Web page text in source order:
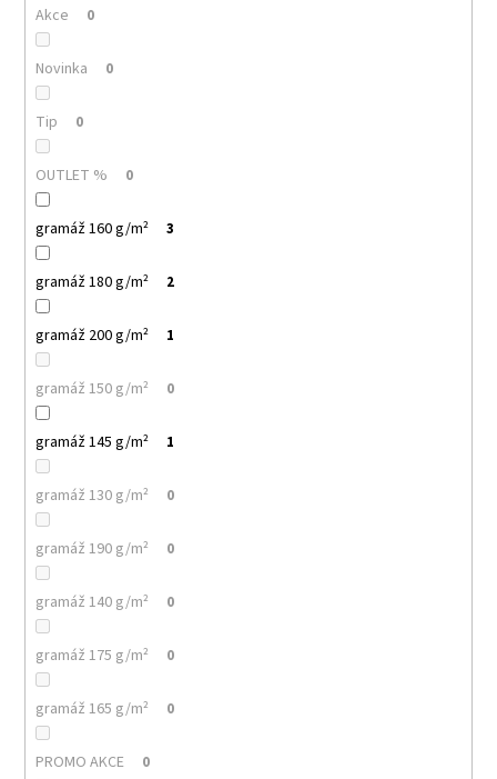
Akce 0
Novinka 0
Tip 0
OUTLET % 0
gramáž 160 g/m² 3
gramáž 180 g/m² 2
gramáž 200 g/m² 1
gramáž 150 g/m² 0
gramáž 145 g/m² 1
gramáž 130 g/m² 0
gramáž 190 g/m² 0
gramáž 140 g/m² 0
gramáž 175 g/m² 0
gramáž 165 g/m² 0
PROMO AKCE 0
m
MALFINI
PURE
122
DÁMSKÉ
TRIČKO,
150
100%
BAVLNA,
PROJMUTÝ
STŘIH
85
Kč